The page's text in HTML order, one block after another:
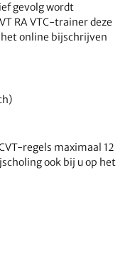
gevolg wordt
RA VTC-trainer deze
online bijschrijven
regels maximaal 12
ook bij u op het